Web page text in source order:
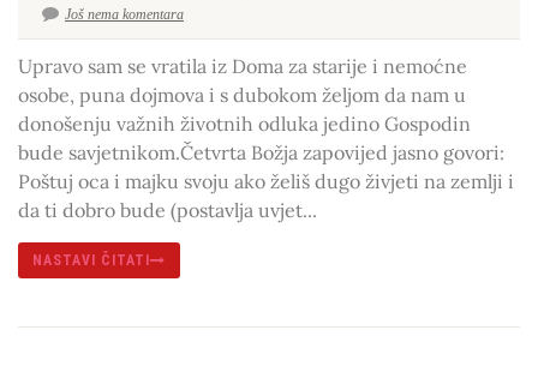
Još nema komentara
Upravo sam se vratila iz Doma za starije i nemoćne
osobe, puna dojmova i s dubokom željom da nam u
donošenju važnih životnih odluka jedino Gospodin
bude savjetnikom.Četvrta Božja zapovijed jasno govori:
Poštuj oca i majku svoju ako želiš dugo živjeti na zemlji i
da ti dobro bude (postavlja uvjet...
NASTAVI ČITATI